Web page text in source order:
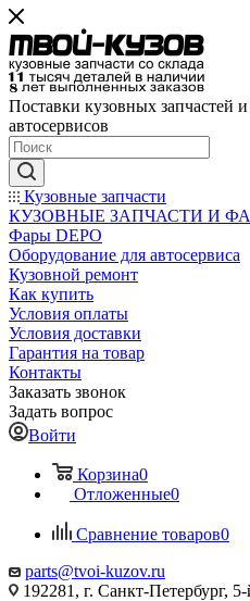
Поставки кузовных запчастей
автосервисов
Кузовные запчасти
КУЗОВНЫЕ ЗАПЧАСТИ И
Фары DEPO
Оборудование для автосервиса
Кузовной ремонт
Как купить
Условия оплаты
Условия доставки
Гарантия на товар
Контакты
Заказать звонок
Задать вопрос
Войти
Корзина0
Отложенные0
Сравнение товаров0
parts@tvoi-kuzov.ru
192281, г. Санкт-Петербург,